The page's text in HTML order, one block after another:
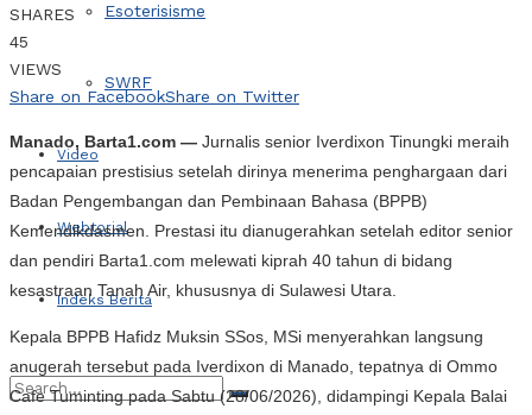
Esoterisisme
SWRF
Video
Webtorial
Indeks Berita
SHARES
45
VIEWS
Share on FacebookShare on Twitter
Manado, Barta1.com — Jurnalis senior Iverdixon Tinungki meraih
pencapaian prestisius setelah dirinya menerima penghargaan dari
Badan Pengembangan dan Pembinaan Bahasa (BPPB)
Kemendikdasmen. Prestasi itu dianugerahkan setelah editor senior
dan pendiri Barta1.com melewati kiprah 40 tahun di bidang
kesastraan Tanah Air, khususnya di Sulawesi Utara.
Kepala BPPB Hafidz Muksin SSos, MSi menyerahkan langsung
anugerah tersebut pada Iverdixon di Manado, tepatnya di Ommo
Cafe Tuminting pada Sabtu (28/06/2026), didampingi Kepala Balai